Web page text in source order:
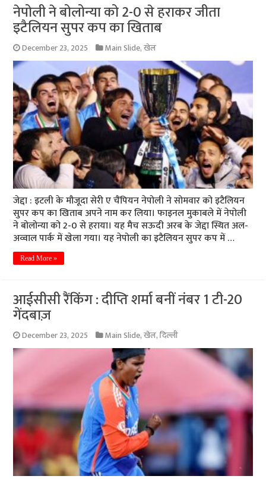
नेपोली ने बोलोन्या को 2-0 से हराकर जीता
इटैलियन सुपर कप का खिताब
December 23, 2025 Main Slide,खेल
जेद्दा : इटली के मौजूदा सेरी ए चैंपियन नेपोली ने सोमवार को इटैलियन
सुपर कप का खिताब अपने नाम कर लिया। फाइनल मुकाबले में नेपोली
ने बोलोन्या को 2-0 से हराया। यह मैच सऊदी अरब के जेद्दा स्थित अल-
अव्वाल पार्क में खेला गया। यह नेपोली का इटैलियन सुपर कप में …
Read More »
आईसीसी रैंकिंग : दीप्ति शर्मा बनीं नंबर 1 टी-20
गेंदबाज़
December 23, 2025 Main Slide,खेल,दिल्ली